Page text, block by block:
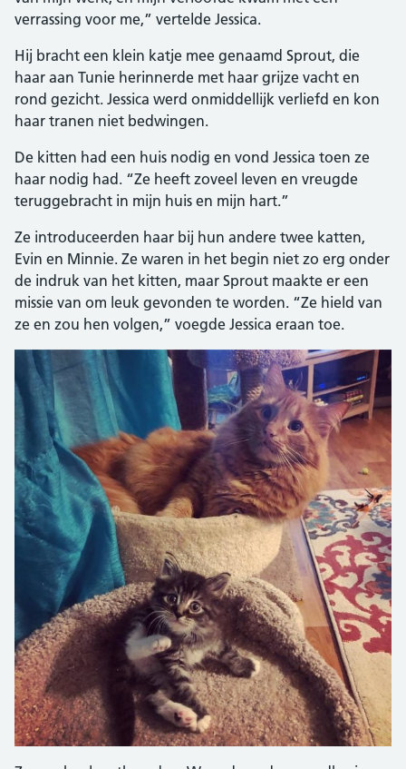
verrassing voor me,” vertelde Jessica.
Hij bracht een klein katje mee genaamd Sprout, die
haar aan Tunie herinnerde met haar grijze vacht en
rond gezicht. Jessica werd onmiddellijk verliefd en kon
haar tranen niet bedwingen.
De kitten had een huis nodig en vond Jessica toen ze
haar nodig had. “Ze heeft zoveel leven en vreugde
teruggebracht in mijn huis en mijn hart.”
Ze introduceerden haar bij hun andere twee katten,
Evin en Minnie. Ze waren in het begin niet zo erg onder
de indruk van het kitten, maar Sprout maakte er een
missie van om leuk gevonden te worden. “Ze hield van
ze en zou hen volgen,” voegde Jessica eraan toe.